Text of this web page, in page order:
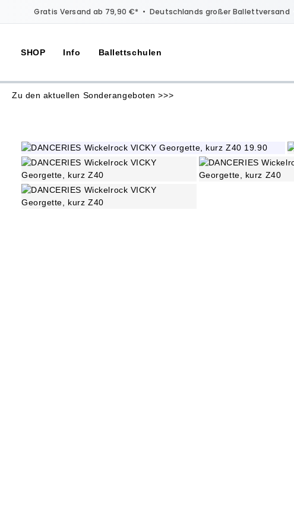
Gratis Versand ab 79,90 €* • Deutschlands großer Ballettversand
SHOP Info Ballettschulen
Zu den aktuellen Sonderangeboten >>>